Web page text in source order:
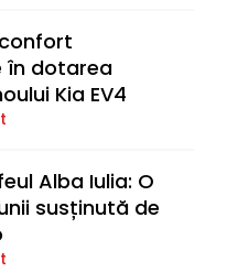
în dotarea
Kia EV4
Alba Iulia: O
susținută de